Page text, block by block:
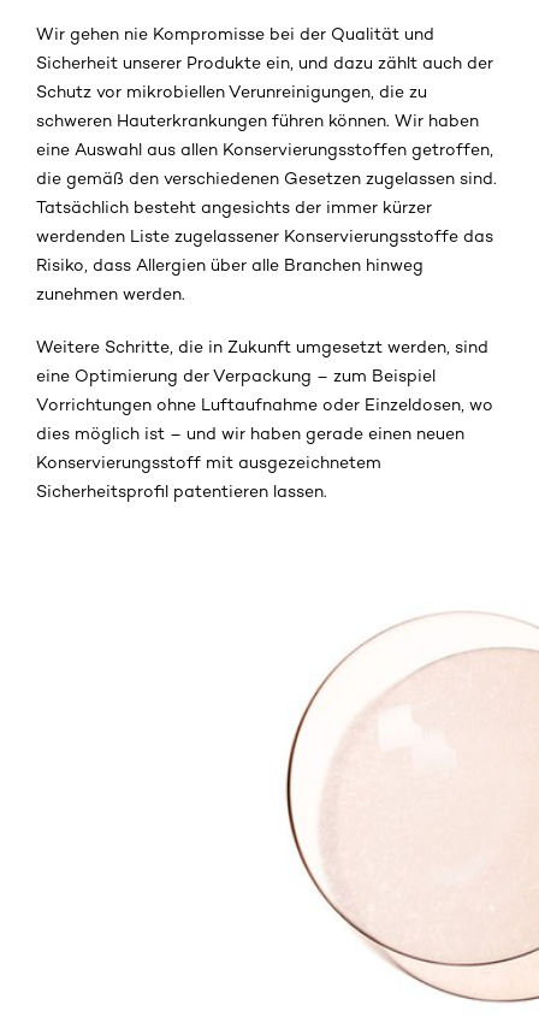
Wir gehen nie Kompromisse bei der Qualität und
Sicherheit unserer Produkte ein, und dazu zählt auch der
Schutz vor mikrobiellen Verunreinigungen, die zu
schweren Hauterkrankungen führen können. Wir haben
eine Auswahl aus allen Konservierungsstoffen getroffen,
die gemäß den verschiedenen Gesetzen zugelassen sind.
Tatsächlich besteht angesichts der immer kürzer
werdenden Liste zugelassener Konservierungsstoffe das
Risiko, dass Allergien über alle Branchen hinweg
zunehmen werden.
Weitere Schritte, die in Zukunft umgesetzt werden, sind
eine Optimierung der Verpackung – zum Beispiel
Vorrichtungen ohne Luftaufnahme oder Einzeldosen, wo
dies möglich ist – und wir haben gerade einen neuen
Konservierungsstoff mit ausgezeichnetem
Sicherheitsprofil patentieren lassen.